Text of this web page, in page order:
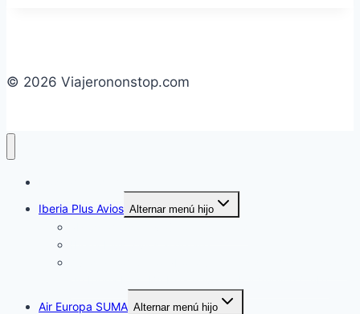
© 2026 Viajerononstop.com
Iberia Plus Avios Alternar menú hijo
Air Europa SUMA Alternar menú hijo